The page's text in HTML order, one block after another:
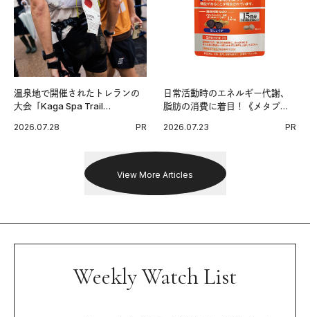
温泉地で開催されたトレランの
大会「Kaga Spa Trail
戦を夢見るランナーたちの奮闘
2026.07.28 PR
日常活動時のエネルギー代謝、
脂肪の消費に着目！《メタプラ
習慣。
2026.07.23 PR
View More Articles
Weekly Watch List